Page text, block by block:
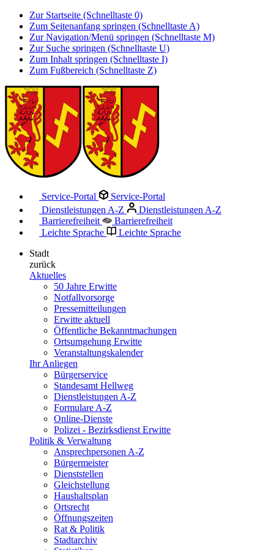
Zur Startseite (Schnelltaste 0)
Zum Seitenanfang springen (Schnelltaste A)
Zur Navigation/Menü springen (Schnelltaste M)
Zur Suche springen (Schnelltaste U)
Zum Inhalt springen (Schnelltaste I)
Zum Fußbereich (Schnelltaste Z)
Service-Portal
Service-Portal
Dienstleistungen A-Z
Dienstleistungen A-Z
Barrierefreiheit
Barrierefreiheit
Leichte Sprache
Leichte Sprache
Stadt
zurück
Aktuelles
50 Jahre Erwitte
Notfallvorsorge
Pressemitteilungen
Erwitte aktuell
Öffentliche Bekanntmachungen
Ortsumgehung Erwitte
Veranstaltungskalender
Ihr Anliegen
Bürgerservice
Standesamt Hellweg
Dienstleistungen A-Z
Formulare A-Z
Online-Dienste
Polizei - Bezirksdienst Erwitte
Politik & Verwaltung
Ansprechpersonen A-Z
Bürgermeister
Dienststellen
Gleichstellung
Haushaltsplan
Ortsrecht
Öffnungszeiten
Rat & Politik
Stadtarchiv